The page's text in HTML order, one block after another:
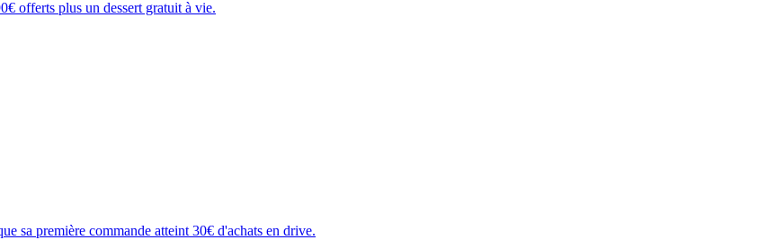
offerts plus un dessert gratuit à vie.
sa première commande atteint 30€ d'achats en drive.